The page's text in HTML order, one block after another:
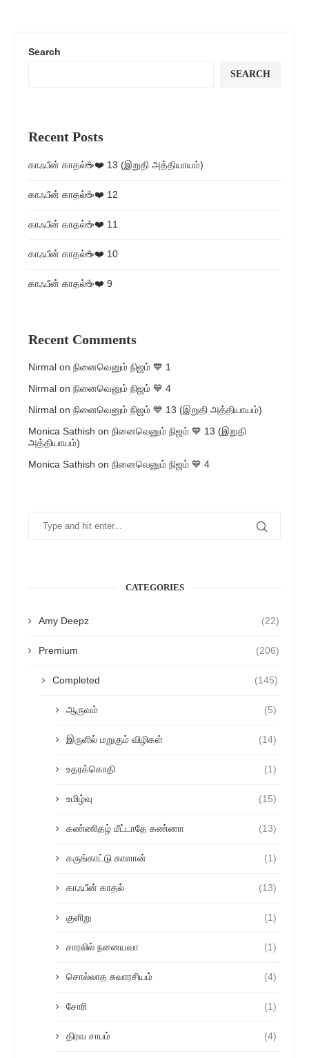
Search
SEARCH
Recent Posts
காஃபீன் காதல்☕❤️ 13 (இறுதி அத்தியாயம்)
காஃபீன் காதல்☕❤️ 12
காஃபீன் காதல்☕❤️ 11
காஃபீன் காதல்☕❤️ 10
காஃபீன் காதல்☕❤️ 9
Recent Comments
Nirmal on நினைவெனும் நிஜம் 💙 1
Nirmal on நினைவெனும் நிஜம் 💙 4
Nirmal on நினைவெனும் நிஜம் 💙 13 (இறுதி அத்தியாயம்)
Monica Sathish on நினைவெனும் நிஜம் 💙 13 (இறுதி
அத்தியாயம்)
Monica Sathish on நினைவெனும் நிஜம் 💙 4
CATEGORIES
Amy Deepz (22)
Premium (206)
Completed (145)
ஆருவம் (5)
இருளில் மறுகும் விழிகள் (14)
உதரக்கொதி (1)
உமிழ்வு (15)
கண்ணிதழ் மீட்டாதே கண்ணா (13)
கருங்காட்டு காளான் (1)
காஃபீன் காதல் (13)
குளிறு (1)
சாரலில் நனையவா (1)
சொல்லாத சுவாரசியம் (4)
சோரி (1)
திரவ சாபம் (4)